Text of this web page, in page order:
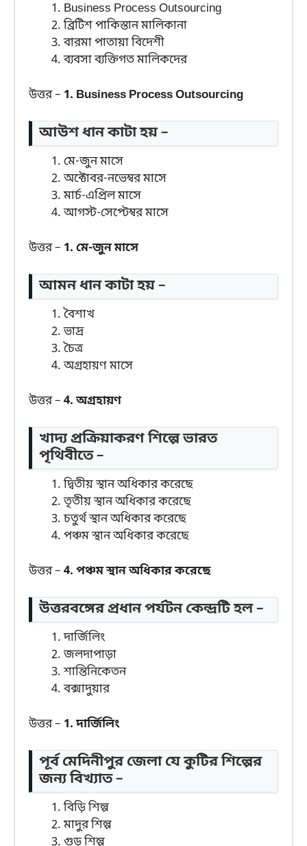
Business Process Outsourcing
ব্রিটিশ পাকিস্তান মালিকানা
বারমা পাতায়া বিদেশী
ব্যবসা ব্যক্তিগত মালিকদের
উত্তর – 1. Business Process Outsourcing
আউশ ধান কাটা হয় –
মে-জুন মাসে
অক্টোবর-নভেম্বর মাসে
মার্চ-এপ্রিল মাসে
আগস্ট-সেপ্টেম্বর মাসে
উত্তর – 1. মে-জুন মাসে
আমন ধান কাটা হয় –
বৈশাখ
ভাদ্র
চৈত্র
অগ্রহায়ণ মাসে
উত্তর – 4. অগ্রহায়ণ
খাদ্য প্রক্রিয়াকরণ শিল্পে ভারত
পৃথিবীতে –
দ্বিতীয় স্থান অধিকার করেছে
তৃতীয় স্থান অধিকার করেছে
চতুর্থ স্থান অধিকার করেছে
পঞ্চম স্থান অধিকার করেছে
উত্তর – 4. পঞ্চম স্থান অধিকার করেছে
উত্তরবঙ্গের প্রধান পর্যটন কেন্দ্রটি হল –
দার্জিলিং
জলদাপাড়া
শান্তিনিকেতন
বক্সাদুয়ার
উত্তর – 1. দার্জিলিং
পূর্ব মেদিনীপুর জেলা যে কুটির শিল্পের
জন্য বিখ্যাত –
বিড়ি শিল্প
মাদুর শিল্প
গুড় শিল্প